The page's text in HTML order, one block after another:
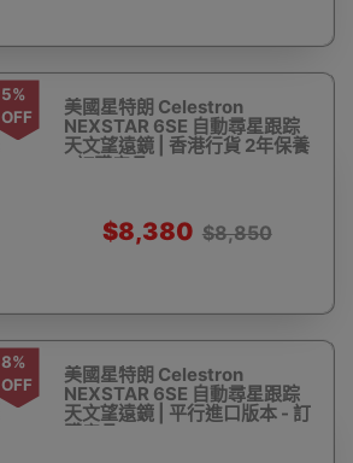
5%
OFF
美國星特朗 Celestron
NEXSTAR 6SE 自動尋星跟踪
天文望遠鏡 | 香港行貨 2年保養
- 訂購產品
$8,380 $8,850
8%
OFF
美國星特朗 Celestron
NEXSTAR 6SE 自動尋星跟踪
天文望遠鏡 | 平行進口版本 - 訂
購產品